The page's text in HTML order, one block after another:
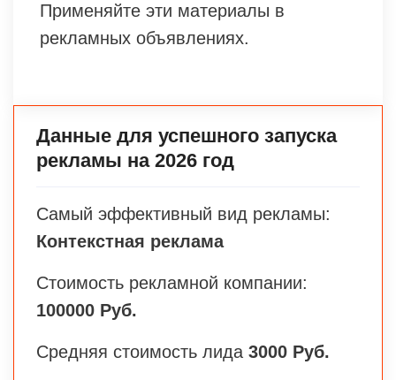
Применяйте эти материалы в
рекламных объявлениях.
Данные для успешного запуска
рекламы на 2026 год
Самый эффективный вид рекламы:
Контекстная реклама
Стоимость рекламной компании:
100000 Руб.
Средняя стоимость лида 3000 Руб.